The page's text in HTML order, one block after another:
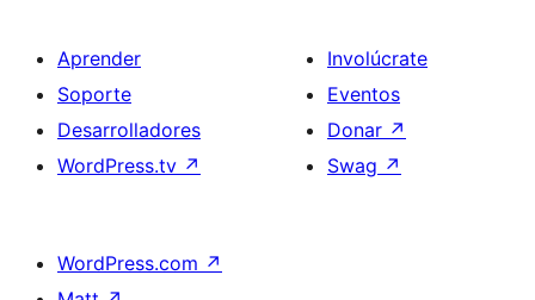
Aprender
Soporte
Desarrolladores
WordPress.tv ↗
Involúcrate
Eventos
Donar ↗
Swag ↗
WordPress.com ↗